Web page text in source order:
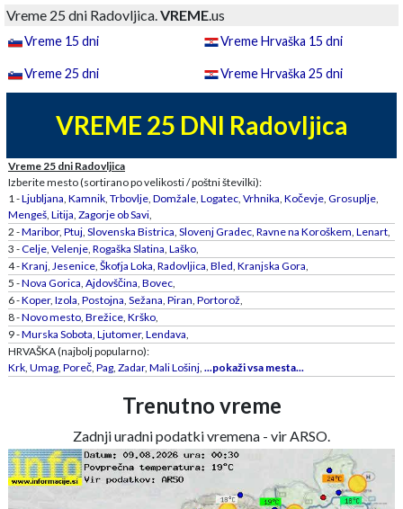
Vreme 25 dni Radovljica.VREME.us
Vreme 15 dni Vreme Hrvaška 15 dni
Vreme 25 dni Vreme Hrvaška 25 dni
VREME 25 DNI Radovljica
Vreme 25 dni Radovljica
Izberite mesto (sortirano po velikosti / poštni številki):
1 -Ljubljana, Kamnik, Trbovlje, Domžale, Logatec, Vrhnika, Kočevje, Grosuplje,
Mengeš, Litija, Zagorje ob Savi,
2 -Maribor, Ptuj, Slovenska Bistrica, Slovenj Gradec, Ravne na Koroškem, Lenart,
3 -Celje, Velenje, Rogaška Slatina, Laško,
4 -Kranj, Jesenice, Škofja Loka, Radovljica, Bled, Kranjska Gora,
5 -Nova Gorica, Ajdovščina, Bovec,
6 -Koper, Izola, Postojna, Sežana, Piran, Portorož,
8 -Novo mesto, Brežice, Krško,
9 -Murska Sobota, Ljutomer, Lendava,
HRVAŠKA (najbolj popularno):
Krk, Umag, Poreč, Pag, Zadar, Mali Lošinj, ...pokaži vsa mesta...
Trenutno vreme
Zadnji uradni podatki vremena - vir ARSO.